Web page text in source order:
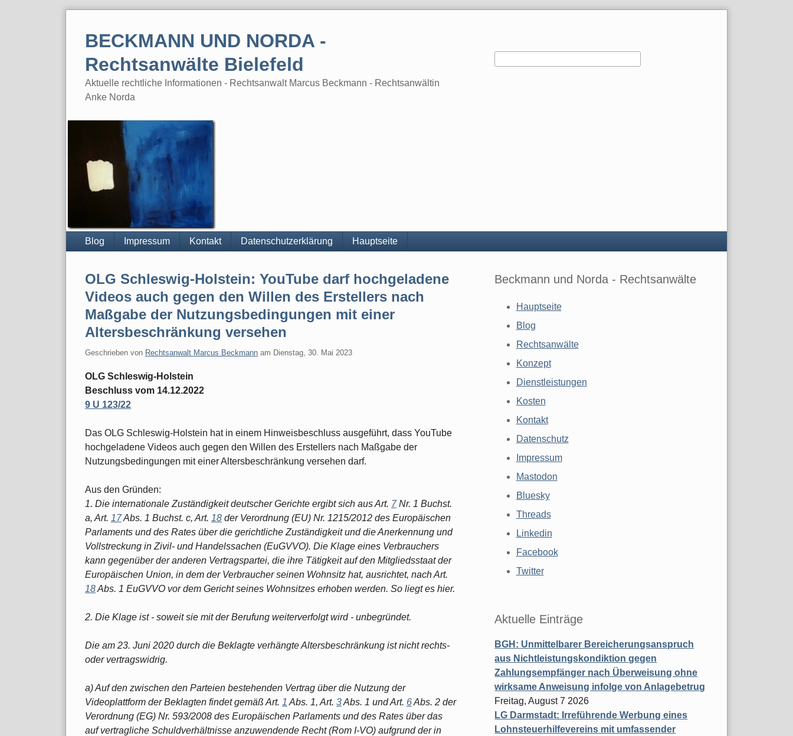
BECKMANN UND NORDA -
Rechtsanwälte Bielefeld
Aktuelle rechtliche Informationen - Rechtsanwalt Marcus Beckmann - Rechtsanwältin
Anke Norda
Blog Impressum Kontakt Datenschutzerklärung Hauptseite
OLG Schleswig-Holstein: YouTube darf hochgeladene
Videos auch gegen den Willen des Erstellers nach
Maßgabe der Nutzungsbedingungen mit einer
Altersbeschränkung versehen
Geschrieben von Rechtsanwalt Marcus Beckmann am Dienstag, 30. Mai 2023
OLG Schleswig-Holstein
Beschluss vom 14.12.2022
9 U 123/22
Das OLG Schleswig-Holstein hat in einem Hinweisbeschluss ausgeführt, dass YouTube
hochgeladene Videos auch gegen den Willen des Erstellers nach Maßgabe der
Nutzungsbedingungen mit einer Altersbeschränkung versehen darf.
Aus den Gründen:
1. Die internationale Zuständigkeit deutscher Gerichte ergibt sich aus Art. 7Nr. 1 Buchst.
a, Art. 17Abs. 1 Buchst. c, Art. 18 der Verordnung (EU) Nr. 1215/2012 des Europäischen
Parlaments und des Rates über die gerichtliche Zuständigkeit und die Anerkennung und
Vollstreckung in Zivil- und Handelssachen (EuGVVO). Die Klage eines Verbrauchers
kann gegenüber der anderen Vertragspartei, die ihre Tätigkeit auf den Mitgliedsstaat der
Europäischen Union, in dem der Verbraucher seinen Wohnsitz hat, ausrichtet, nach Art.
18Abs. 1 EuGVVO vor dem Gericht seines Wohnsitzes erhoben werden. So liegt es hier.
2. Die Klage ist - soweit sie mit der Berufung weiterverfolgt wird - unbegründet.
Die am 23. Juni 2020 durch die Beklagte verhängte Altersbeschränkung ist nicht rechts-
oder vertragswidrig.
a) Auf den zwischen den Parteien bestehenden Vertrag über die Nutzung der
Videoplattform der Beklagten findet gemäß Art. 1 Abs. 1, Art. 3Abs. 1 und Art. 6Abs. 2 der
Verordnung (EG) Nr. 593/2008 des Europäischen Parlaments und des Rates über das
auf vertragliche Schuldverhältnisse anzuwendende Recht (Rom I-VO) aufgrund der in
Beckmann und Norda - Rechtsanwälte
Hauptseite
Blog
Rechtsanwälte
Konzept
Dienstleistungen
Kosten
Kontakt
Datenschutz
Impressum
Mastodon
Bluesky
Threads
Linkedin
Facebook
Twitter
Aktuelle Einträge
BGH: Unmittelbarer Bereicherungsanspruch
aus Nichtleistungskondiktion gegen
Zahlungsempfänger nach Überweisung ohne
wirksame Anweisung infolge von Anlagebetrug
Freitag, August 7 2026
LG Darmstadt: Irreführende Werbung eines
Lohnsteuerhilfevereins mit umfassender